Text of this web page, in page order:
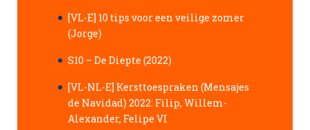
[VL-E] 10 tips voor een veilige zomer
(Jorge)
S10 – De Diepte (2022)
[VL-NL-E] Kersttoespraken (Mensajes
de Navidad) 2022: Filip, Willem-
Alexander, Felipe VI